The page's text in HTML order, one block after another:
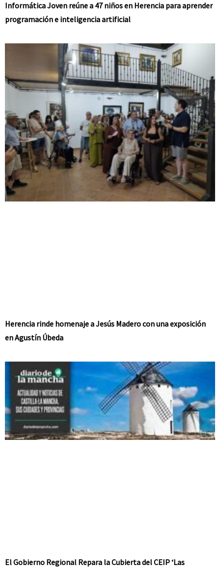
Informática Joven reúne a 47 niños en Herencia para aprender
programación e inteligencia artificial
Herencia rinde homenaje a Jesús Madero con una exposición
en Agustín Úbeda
El Gobierno Regional Repara la Cubierta del CEIP ‘Las